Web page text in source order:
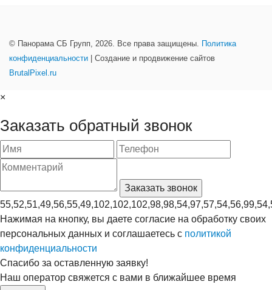
© Панорама СБ Групп, 2026. Все права защищены. Политика
конфиденциальности | Создание и продвижение сайтов
BrutalPixel.ru
×
Заказать обратный звонок
Нажимая на кнопку, вы даете согласие на обработку своих
персональных данных и соглашаетесь с политикой
конфиденциальности
Спасибо за оставленную заявку!
Наш оператор свяжется с вами в ближайшее время